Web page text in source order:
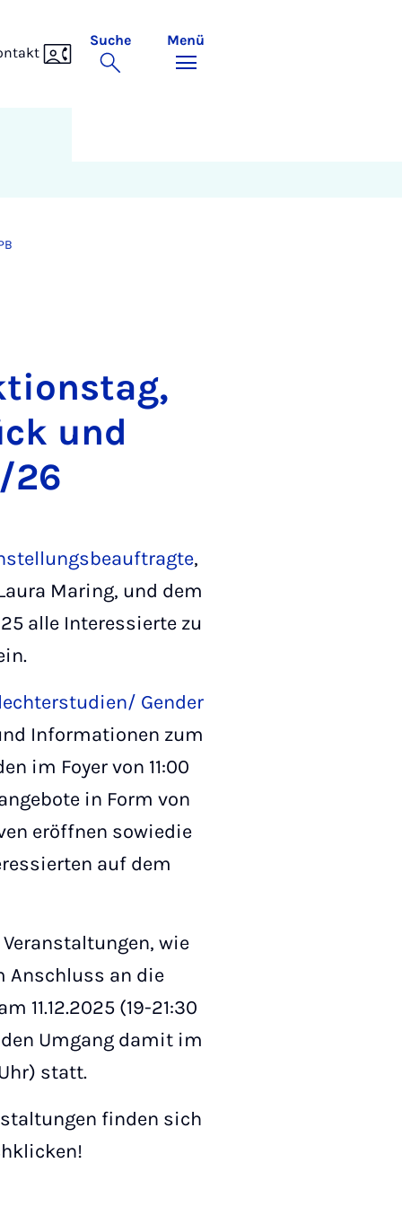
Suche Menü
und
26
,
Maring, und dem
alle Interessierte zu
Gender
Informationen zum
im Foyer von 11:00
in Form von
eröffnen sowiedie
auf dem
wie
Anschluss an die
11.12.2025 (19-21:30
Umgang damit im
statt.
finden sich